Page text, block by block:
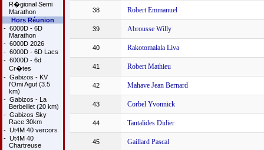
R�gional Semi
Marathon
Hors Réunion
- 6000D - 6D
Marathon
- 6000D 2026
- 6000D - 6D Lacs
- 6000D - 6d
Cr�tes
- Gabizos - KV
l'Omi Agut (3.5
km)
- Gabizos - La
Berbeillet (20 km)
- Gabizos Sky
Race 30km
- Ut4M 40 vercors
- Ut4M 40
Chartreuse
38 Robert Emmanuel
39 Abrousse Willy
40 Rakotomalala Liva
41 Robert Mathieu
42 Mahave Jean Bernard
43 Corbel Yvonnick
44 Tantalides Didier
45 Gaillard Pascal